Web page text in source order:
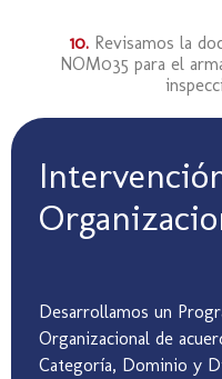
10. Revisamos la
NOM035 para el
Desarrollamos un
Organizacional de
Categoría, Dominio y